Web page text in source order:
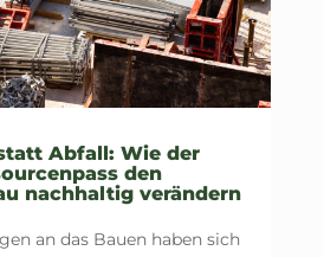
Abfall: Wie der
den
nachhaltig verändern
an das Bauen haben sich